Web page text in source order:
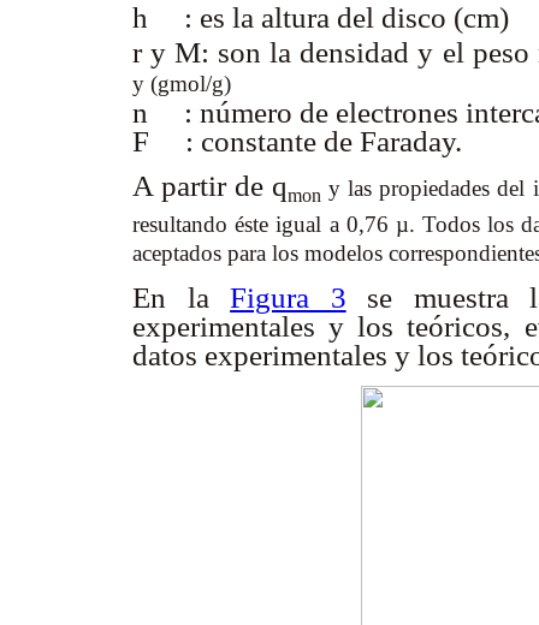
h : es la altura del disco (cm)
r y M: son la densidad y el
y (gmol/g)
n : número de electrones
F : constante de Faraday.
A partir de qmon y las propiedades del
resultando éste igual a 0,76 µ. Todos los
aceptados para los modelos
En laFigura 3 se muestra
experimentales y los teóricos,
datos experimentales y los